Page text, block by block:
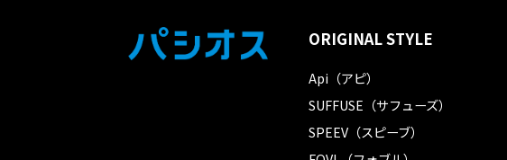
ORIGINAL STYLE
Api（アピ）
SUFFUSE（サフューズ）
SPEEV（スピーブ）